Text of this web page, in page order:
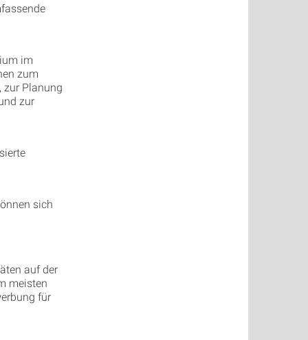
im
zum
zur Planung
zur
sich
auf der
meisten
für